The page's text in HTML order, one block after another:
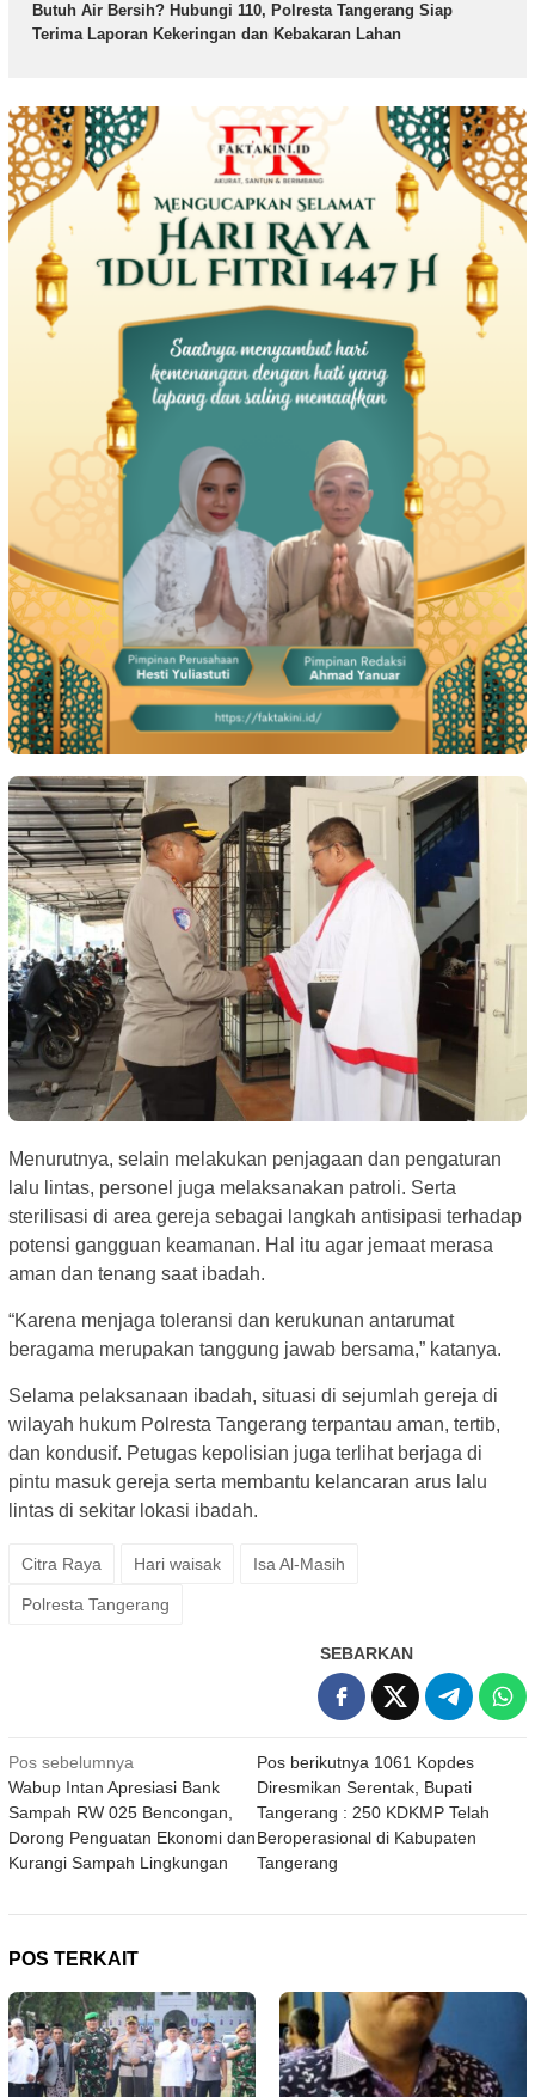
Butuh Air Bersih? Hubungi 110, Polresta Tangerang Siap
Terima Laporan Kekeringan dan Kebakaran Lahan
Menurutnya, selain melakukan penjagaan dan pengaturan
lalu lintas, personel juga melaksanakan patroli. Serta
sterilisasi di area gereja sebagai langkah antisipasi terhadap
potensi gangguan keamanan. Hal itu agar jemaat merasa
aman dan tenang saat ibadah.
“Karena menjaga toleransi dan kerukunan antarumat
beragama merupakan tanggung jawab bersama,” katanya.
Selama pelaksanaan ibadah, situasi di sejumlah gereja di
wilayah hukum Polresta Tangerang terpantau aman, tertib,
dan kondusif. Petugas kepolisian juga terlihat berjaga di
pintu masuk gereja serta membantu kelancaran arus lalu
lintas di sekitar lokasi ibadah.
Citra Raya Hari waisak Isa Al-Masih
Polresta Tangerang
SEBARKAN
Navigasi
pos
Pos sebelumnya
Wabup Intan Apresiasi Bank
Sampah RW 025 Bencongan,
Dorong Penguatan Ekonomi dan
Kurangi Sampah Lingkungan
Pos berikutnya 1061 Kopdes
Diresmikan Serentak, Bupati
Tangerang : 250 KDKMP Telah
Beroperasional di Kabupaten
Tangerang
POS TERKAIT